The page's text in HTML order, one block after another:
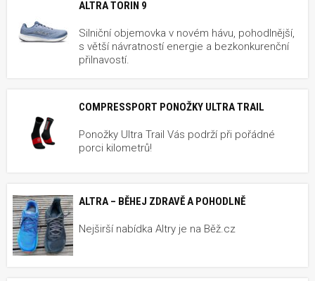
ALTRA TORIN 9
Silniční objemovka v novém hávu, pohodlnější,
s větší návratností energie a bezkonkurenční
přilnavostí.
COMPRESSPORT PONOŽKY ULTRA TRAIL
Ponožky Ultra Trail Vás podrží při pořádné
porci kilometrů!
ALTRA – BĚHEJ ZDRAVĚ A POHODLNĚ
Nejširší nabídka Altry je na Běž.cz